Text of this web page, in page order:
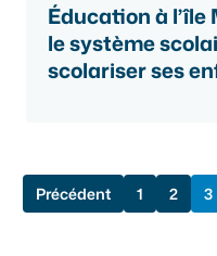
Éducation à
le système
scolariser ses
Précédent 1 2 3